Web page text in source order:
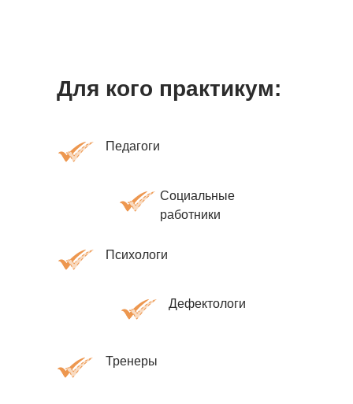
Для кого практикум:
Социальные
работники
Педагоги
Психологи
Дефектологи
Тренеры